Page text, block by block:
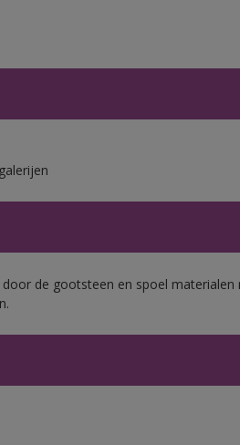
de gootsteen en spoel materialen